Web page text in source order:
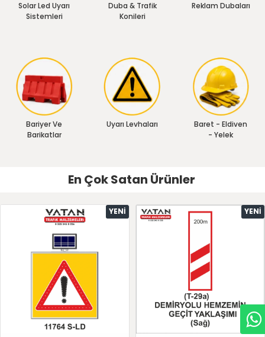
Solar Led Uyarı
Sistemleri
Duba & Trafik
Konileri
Reklam Dubaları
Bariyer Ve
Barikatlar
Uyarı Levhaları
Baret - Eldiven
- Yelek
En Çok Satan Ürünler
YENI YENI